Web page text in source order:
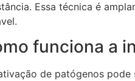
Essa técnica é
funciona a
de patógenos